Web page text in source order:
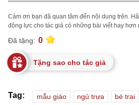
Cảm ơn bạn đã quan tâm đến nội dung trên.
động lực cho tác giả có những bài viết hay hơn
Đã tặng: 0
Tặng sao cho tác giả
Tag: mẫu giáo ngủ trưa bé trai